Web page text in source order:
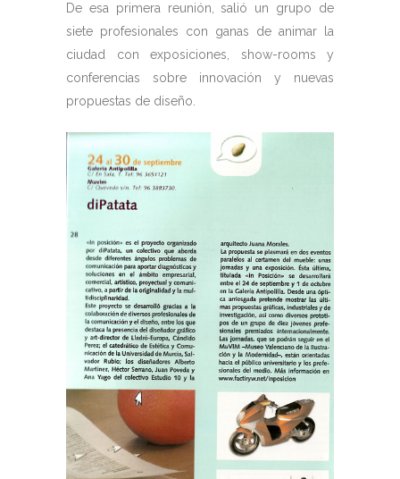
De esa primera reunión, salió un grupo de
siete profesionales con ganas de animar la
ciudad con exposiciones, show-rooms y
conferencias sobre innovación y nuevas
propuestas de diseño.